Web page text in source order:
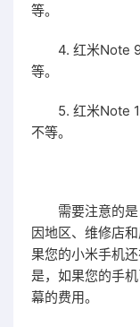
等。
4. 红米Note 9
等。
5. 红米Note
不等。
需要注意的是
因地区、维修店
果您的小米手机
是，如果您的手
幕的费用。